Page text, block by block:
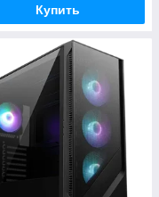
Купить